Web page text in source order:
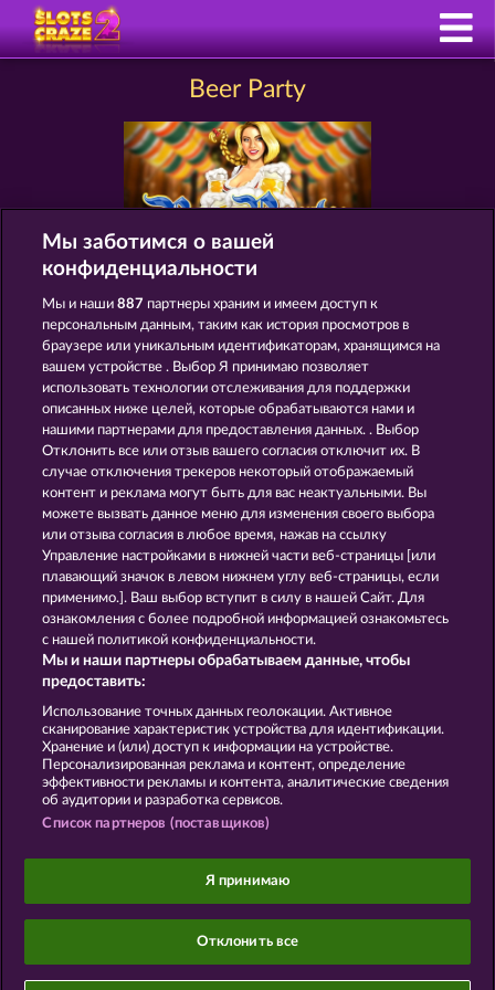
Beer Party
СЛОТЫ КАК BEER PARTY
SNEGUROCHKA HALLOW REELS
Правила КОНФИДЕНЦИАЛЬНОСТЬ
О компании Компания
Отправить Запрос об Отказе
Данный портал предназначен исключительно
для развлекательных целей и абсолютно не
реальные деньги.
©2026 Whow Games GmbH
Мы заботимся о вашей
конфиденциальности
Мы и наши887 партнеры храним и имеем доступ к
персональным данным, таким как история просмотров в
браузере или уникальным идентификаторам, хранящимся на
вашем устройстве . Выбор Я принимаю позволяет
использовать технологии отслеживания для поддержки
описанных ниже целей, которые обрабатываются нами и
нашими партнерами для предоставления данных. . Выбор
Отклонить все или отзыв вашего согласия отключит их. В
случае отключения трекеров некоторый отображаемый
контент и реклама могут быть для вас неактуальными. Вы
можете вызвать данное меню для изменения своего выбора
или отзыва согласия в любое время, нажав на ссылку
Управление настройками в нижней части веб-страницы [или
плавающий значок в левом нижнем углу веб-страницы, если
применимо.]. Ваш выбор вступит в силу в нашей Сайт. Для
ознакомления с более подробной информацией ознакомьтесь
с нашей политикой конфиденциальности.
Мы и наши партнеры обрабатываем данные, чтобы
предоставить:
Использование точных данных геолокации. Активное
сканирование характеристик устройства для идентификации.
Хранение и (или) доступ к информации на устройстве.
Персонализированная реклама и контент, определение
эффективности рекламы и контента, аналитические сведения
об аудитории и разработка сервисов.
Список партнеров (поставщиков)
Я принимаю
Отклонить все